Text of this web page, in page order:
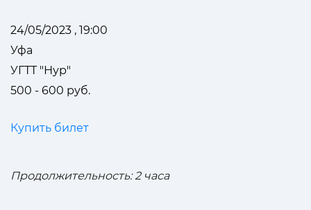
24/05/2023 , 19:00
Уфа
УГТТ "Нур"
500 - 600 руб.
Купить билет
Продолжительность: 2 часа